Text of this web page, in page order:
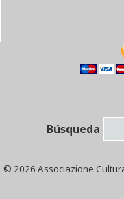
Búsqueda
© 2026 Associazione